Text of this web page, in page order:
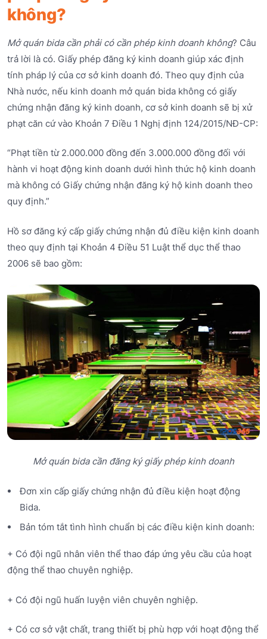
không?
Mở quán bida cần phải có cần phép kinh doanh không? Câu
trả lời là có. Giấy phép đăng ký kinh doanh giúp xác định
tính pháp lý của cơ sở kinh doanh đó. Theo quy định của
Nhà nước, nếu kinh doanh mở quán bida không có giấy
chứng nhận đăng ký kinh doanh, cơ sở kinh doanh sẽ bị xử
phạt căn cứ vào Khoản 7 Điều 1 Nghị định 124/2015/NĐ-CP:
“Phạt tiền từ 2.000.000 đồng đến 3.000.000 đồng đối với
hành vi hoạt động kinh doanh dưới hình thức hộ kinh doanh
mà không có Giấy chứng nhận đăng ký hộ kinh doanh theo
quy định.”
Hồ sơ đăng ký cấp giấy chứng nhận đủ điều kiện kinh doanh
theo quy định tại Khoản 4 Điều 51 Luật thể dục thể thao
2006 sẽ bao gồm:
Mở quán bida cần đăng ký giấy phép kinh doanh
Đơn xin cấp giấy chứng nhận đủ điều kiện hoạt động
Bida.
Bản tóm tắt tình hình chuẩn bị các điều kiện kinh doanh:
+ Có đội ngũ nhân viên thể thao đáp ứng yêu cầu của hoạt
động thể thao chuyên nghiệp.
+ Có đội ngũ huấn luyện viên chuyên nghiệp.
+ Có cơ sở vật chất, trang thiết bị phù hợp với hoạt động thể